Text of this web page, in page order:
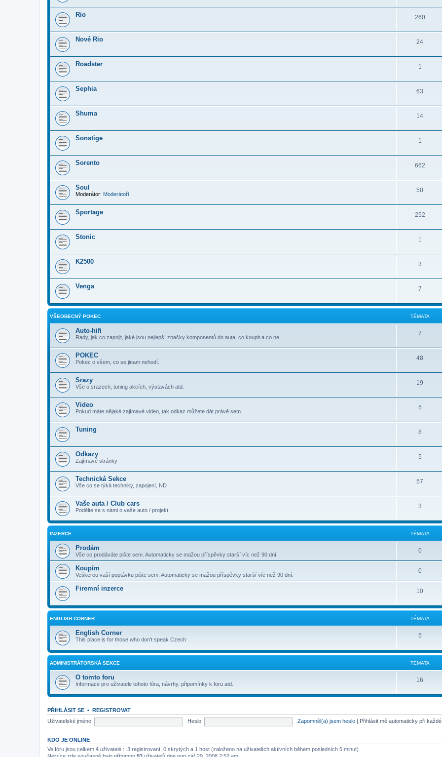
Rio 260
Nové Rio 24
Roadster 1
Sephia 63
Shuma 14
Sonstige 1
Sorento 662
Soul
Moderátor: Moderátoři
50
Sportage 252
Stonic 1
K2500 3
Venga 7
VŠEOBECNÝ POKEC TÉMATA
Auto-hifi
Rady, jak co zapojit, jaké jsou nejlepší značky komponentů do auta, co koupit a co ne.
7
POKEC
Pokec o všem, co se jinam nehodí.
48
Srazy
Vše o srazech, tuning akcích, výstavách atd.
19
Video
Pokud máte nějaké zajímavé video, tak odkaz můžete dát právě sem.
5
Tuning 8
Odkazy
Zajímavé stránky
5
Technická Sekce
Vše co se týká techniky, zapojení, ND
57
Vaše auta / Club cars
Podělte se s námi o vaše auto / projekt.
3
INZERCE TÉMATA
Prodám
Vše co prodáváte pište sem. Automaticky se mažou příspěvky starší víc než 90 dní
0
Koupím
Veškerou vaší poptávku pište sem. Automaticky se mažou příspěvky starší víc než 90 dní.
0
Firemní inzerce 10
ENGLISH CORNER TÉMATA
English Corner
This place is for those who don't speak Czech
5
ADMINISTRÁTORSKÁ SEKCE TÉMATA
O tomto foru
Informace pro uživatele tohoto fóra, návrhy, připomínky k foru atd.
16
PŘIHLÁSIT SE • REGISTROVAT
Uživatelské jméno:
Heslo: Zapomněl(a) jsem heslo Přihlásit mě automaticky při
KDO JE ONLINE
Ve fóru jsou celkem 4 uživatelé :: 3 registrovaní, 0 skrytých a 1 host (založeno na uživatelích aktivních během posledních 5 minut)
Nejvíce zde současně bylo přítomno 93 uživatelů dne pon zář 29, 2008 2:52 am